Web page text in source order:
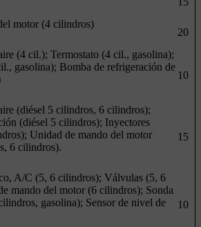
motor (4 cilindros)
20
(4 cil.); Termostato (4 cil., gasolina);
gasolina); Bomba de refrigeración de
10
(diésel 5 cilindros, 6 cilindros);
(diésel 5 cilindros); Inyectores
Unidad de mando del motor
6 cilindros).
15
A/C (5, 6 cilindros); Válvulas (5, 6
mando del motor (6 cilindros); Sonda
gasolina); Sensor de nivel de
10